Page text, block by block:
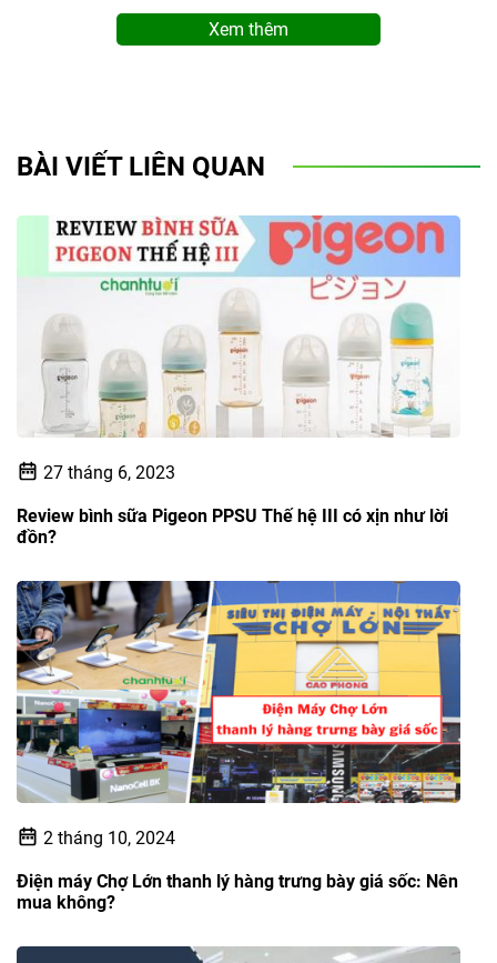
Xem thêm
BÀI VIẾT LIÊN QUAN
27 tháng 6, 2023
Review bình sữa Pigeon PPSU Thế hệ III có xịn như lời
đồn?
2 tháng 10, 2024
Điện máy Chợ Lớn thanh lý hàng trưng bày giá sốc: Nên
mua không?